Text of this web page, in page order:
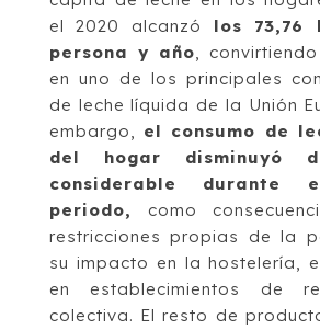
el 2020 alcanzó los 73,76
persona y año,
en uno de los principales
de leche líquida de la Unión
embargo, el consumo de
del hogar disminuyó
considerable durante
periodo, como
restricciones propias de la
su impacto en la hostelería,
en establecimientos de
colectiva. El resto de